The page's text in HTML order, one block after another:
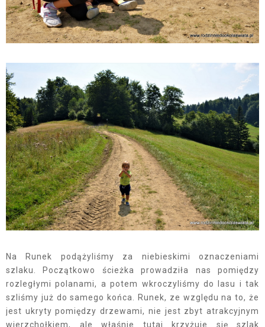
Na Runek podążyliśmy za niebieskimi oznaczeniami
szlaku. Początkowo ścieżka prowadziła nas pomiędzy
rozległymi polanami, a potem wkroczyliśmy do lasu i tak
szliśmy już do samego końca. Runek, ze względu na to, że
jest ukryty pomiędzy drzewami, nie jest zbyt atrakcyjnym
wierzchołkiem, ale właśnie tutaj krzyżuje się szlak